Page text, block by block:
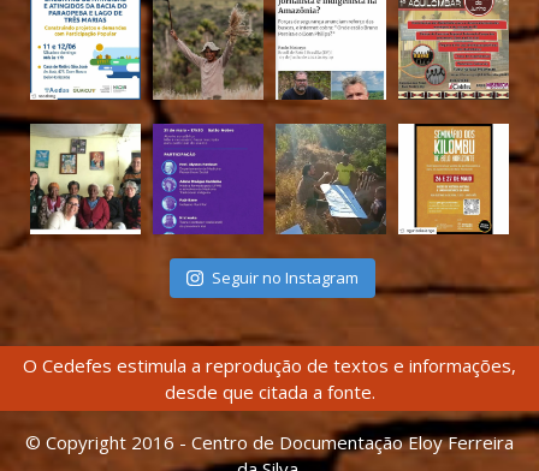
Seguir no Instagram
O Cedefes estimula a reprodução de textos e informações,
desde que citada a fonte.
© Copyright 2016 - Centro de Documentação Eloy Ferreira